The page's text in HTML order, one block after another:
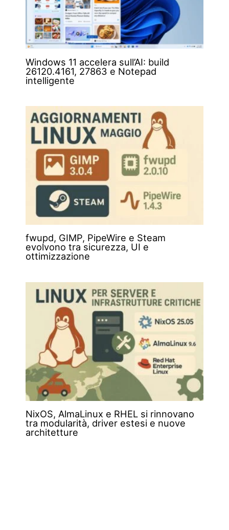
Windows 11 accelera sull’AI: build
26120.4161, 27863 e Notepad
intelligente
fwupd, GIMP, PipeWire e Steam
evolvono tra sicurezza, UI e
ottimizzazione
NixOS, AlmaLinux e RHEL si rinnovano
tra modularità, driver estesi e nuove
architetture